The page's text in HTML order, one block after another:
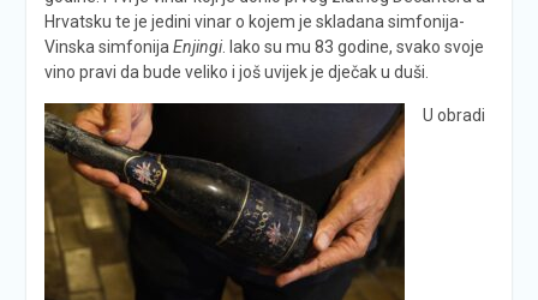
Hrvatsku te je jedini vinar o kojem je skladana simfonija-
Vinska simfonija Enjingi. Iako su mu 83 godine, svako svoje
vino pravi da bude veliko i još uvijek je dječak u duši.
U obradi